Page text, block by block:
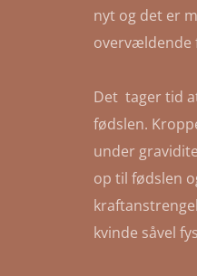
nyt og det er
overvældende
Det tager tid
fødslen.
under
op til fødslen
kvinde såvel